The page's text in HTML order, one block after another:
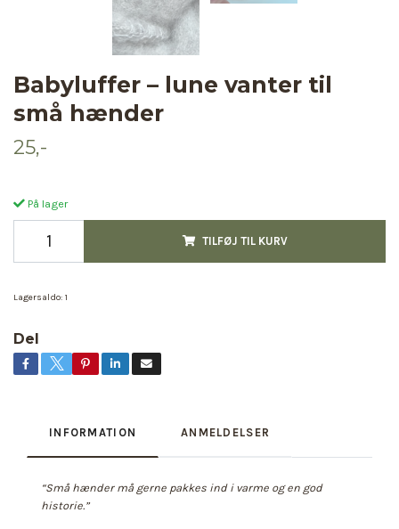
Babyluffer – lune vanter til
små hænder
25,-
På lager
TILFØJ TIL KURV
Lagersaldo: 1
Del
INFORMATION ANMELDELSER
“Små hænder må gerne pakkes ind i varme og en god
historie.”